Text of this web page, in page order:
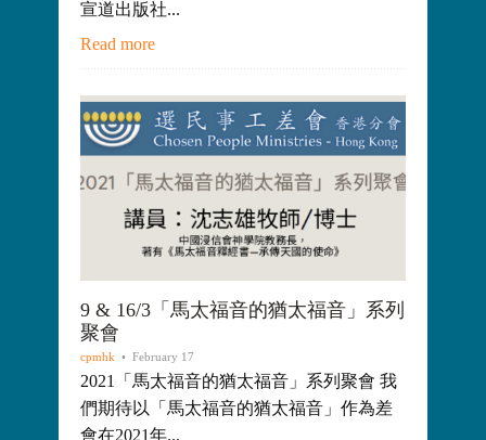
宣道出版社...
Read more
9 & 16/3「馬太福音的猶太福音」系列
聚會
cpmhk • February 17
2021「馬太福音的猶太福音」系列聚會 我
們期待以「馬太福音的猶太福音」作為差
會在2021年...